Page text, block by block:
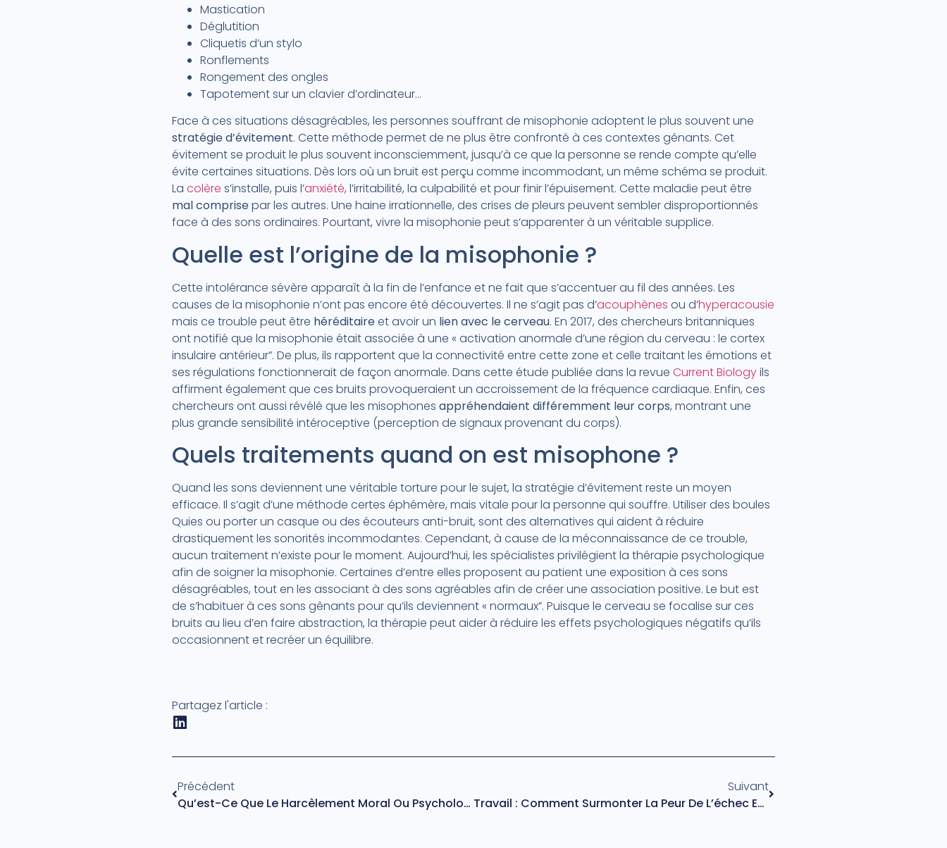
Mastication
Déglutition
Cliquetis d’un stylo
Ronflements
Rongement des ongles
Tapotement sur un clavier d’ordinateur…
Face à ces situations désagréables, les personnes souffrant de misophonie adoptent le plus souvent une
stratégie d’évitement. Cette méthode permet de ne plus être confronté à ces contextes gênants. Cet
évitement se produit le plus souvent inconsciemment, jusqu’à ce que la personne se rende compte qu’elle
évite certaines situations. Dès lors où un bruit est perçu comme incommodant, un même schéma se produit.
La colère s’installe, puis l’anxiété, l’irritabilité, la culpabilité et pour finir l’épuisement. Cette maladie peut être
mal comprisepar les autres. Une haine irrationnelle, des crises de pleurs peuvent sembler disproportionnés
face à des sons ordinaires. Pourtant, vivre la misophonie peut s’apparenter à un véritable supplice.
Quelle est l’origine de la misophonie ?
Cette intolérance sévère apparaît à la fin de l’enfance et ne fait que s’accentuer au fil des années. Les
causes de la misophonie n’ont pas encore été découvertes. Il ne s’agit pas d’acouphènes ou d’hyperacousie
mais ce trouble peut être héréditaireet avoir un lien avec le cerveau. En 2017, des chercheurs britanniques
ont notifié que la misophonie était associée à une « activation anormale d’une région du cerveau : le cortex
insulaire antérieur”. De plus, ils rapportent que la connectivité entre cette zone et celle traitant les émotions et
ses régulations fonctionnerait de façon anormale. Dans cette étude publiée dans la revue Current Biologyils
affirment également que ces bruits provoqueraient un accroissement de la fréquence cardiaque. Enfin, ces
chercheurs ont aussi révélé que les misophones appréhendaient différemment leur corps, montrant une
plus grande sensibilité intéroceptive (perception de signaux provenant du corps).
Quels traitements quand on est misophone ?
Quand les sons deviennent une véritable torture pour le sujet, la stratégie d’évitement reste un moyen
efficace. Il s’agit d’une méthode certes éphémère, mais vitale pour la personne qui souffre. Utiliser des boules
Quies ou porter un casque ou des écouteurs anti-bruit, sont des alternatives qui aident à réduire
drastiquement les sonorités incommodantes. Cependant, à cause de la méconnaissance de ce trouble,
aucun traitement n’existe pour le moment. Aujourd’hui, les spécialistes privilégient la thérapie psychologique
afin de soigner la misophonie. Certaines d’entre elles proposent au patient une exposition à ces sons
désagréables, tout en les associant à des sons agréables afin de créer une association positive. Le but est
de s’habituer à ces sons gênants pour qu’ils deviennent « normaux”. Puisque le cerveau se focalise sur ces
bruits au lieu d’en faire abstraction, la thérapie peut aider à réduire les effets psychologiques négatifs qu’ils
occasionnent et recréer un équilibre.
Partagez l'article :
Précédent
Qu’est-Ce Que Le Harcèlement Moral Ou Psychologique Au Travail ?
Suivant
Travail : Comment Surmonter La Peur De L’échec En Entreprise ?